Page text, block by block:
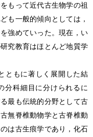
もって近代古生物学の祖
も一般的傾向としては，
強めていった。現在，い
究教育はほとんど地質学
ともに著しく展開した結
分科細目に分けられるに
最も伝統的分野として古
無脊椎動物学と古脊椎動
は古生痕学であり，化石